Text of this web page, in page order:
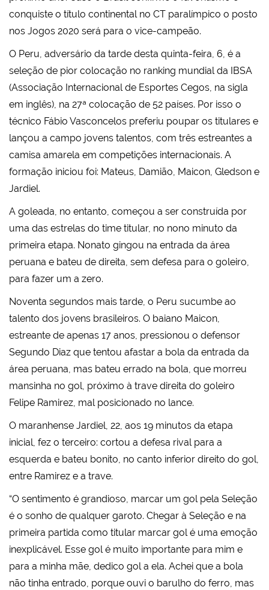
conquiste o título continental no CT paralímpico o posto
nos Jogos 2020 será para o vice-campeão.
O Peru, adversário da tarde desta quinta-feira, 6, é a
seleção de pior colocação no ranking mundial da IBSA
(Associação Internacional de Esportes Cegos, na sigla
em inglês), na 27ª colocação de 52 países. Por isso o
técnico Fábio Vasconcelos preferiu poupar os titulares e
lançou a campo jovens talentos, com três estreantes a
camisa amarela em competições internacionais. A
formação iniciou foi: Mateus, Damião, Maicon, Gledson e
Jardiel.
A goleada, no entanto, começou a ser construída por
uma das estrelas do time titular, no nono minuto da
primeira etapa. Nonato gingou na entrada da área
peruana e bateu de direita, sem defesa para o goleiro,
para fazer um a zero.
Noventa segundos mais tarde, o Peru sucumbe ao
talento dos jovens brasileiros. O baiano Maicon,
estreante de apenas 17 anos, pressionou o defensor
Segundo Diaz que tentou afastar a bola da entrada da
área peruana, mas bateu errado na bola, que morreu
mansinha no gol, próximo à trave direita do goleiro
Felipe Ramirez, mal posicionado no lance.
O maranhense Jardiel, 22, aos 19 minutos da etapa
inicial, fez o terceiro: cortou a defesa rival para a
esquerda e bateu bonito, no canto inferior direito do gol,
entre Ramirez e a trave.
“O sentimento é grandioso, marcar um gol pela Seleção
é o sonho de qualquer garoto. Chegar à Seleção e na
primeira partida como titular marcar gol é uma emoção
inexplicável. Esse gol é muito importante para mim e
para a minha mãe, dedico gol a ela. Achei que a bola
não tinha entrado, porque ouvi o barulho do ferro, mas